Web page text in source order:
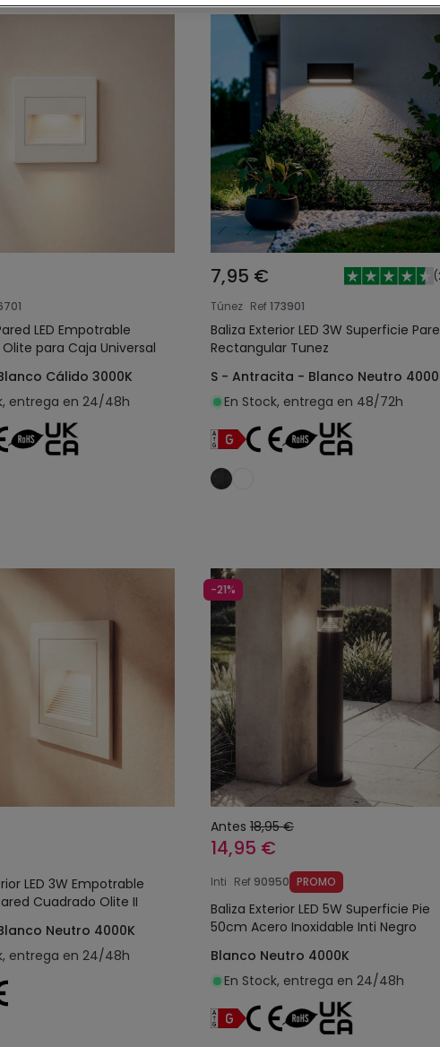
LED Empotrable
para Caja Universal
Cálido 3000K
entrega en 24/48h
7,95 € (
Túnez Ref173901
Baliza Exterior LED 3W Superficie
Rectangular Tunez
S - Antracita - Blanco Neutro
En Stock, entrega en 48/72h
LED 3W Empotrable
Cuadrado Olite II
Neutro 4000K
entrega en 24/48h
-21%
Antes 18,95 €
14,95 €
Inti Ref 90950 PROMO
Baliza Exterior LED 5W Superficie Pie
50cm Acero Inoxidable Inti Negro
Blanco Neutro 4000K
En Stock, entrega en 24/48h